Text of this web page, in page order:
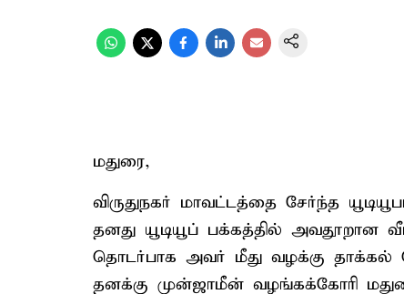
மதுரை,
விருதுநகர் மாவட்டத்தை சேர்ந்த
தனது யூடியூப் பக்கத்தில் அவதூறான
தொடர்பாக அவர் மீது வழக்கு தாக்கல்
தனக்கு முன்ஜாமீன் வழங்கக்கோரி